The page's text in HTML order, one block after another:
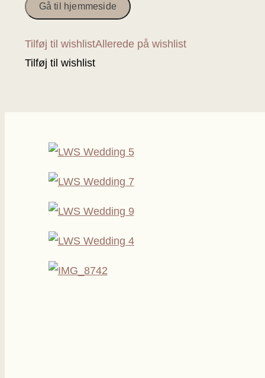
Gå til hjemmeside
Tilføj til wishlistAllerede på wishlist
Tilføj til wishlist